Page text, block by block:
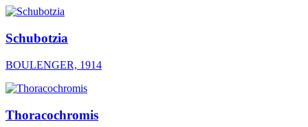
Schubotzia
BOULENGER, 1914
Thoracochromis